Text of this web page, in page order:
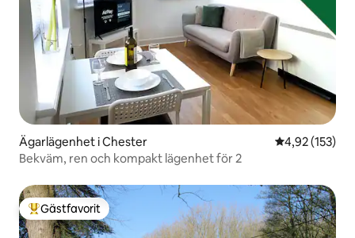
Ägarlägenhet i Chester 4,92 av 5 i
4,92 (153)
Bekväm, ren och kompakt lägenhet för 2
Populär gästfavorit
Gästfavorit